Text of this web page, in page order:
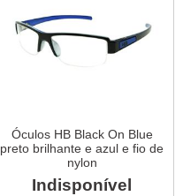
Óculos HB Black On Blue
preto brilhante e azul e fio de
nylon
Indisponível